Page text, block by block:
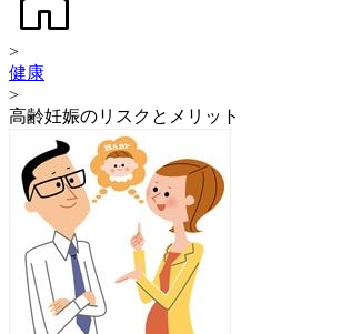
>
健康
>
高齢妊娠のリスクとメリット